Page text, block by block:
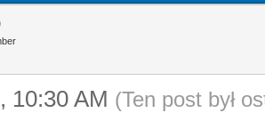
10:30 AM (Ten post był